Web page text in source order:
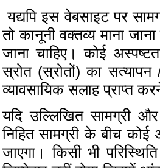
यद्यपि इस वेबसाइट पर
तो कानूनी वक्‍तव्‍य माना
जाना चाहिए। कोई
स्रोत (स्रोतों) का
व्‍यावसायिक सलाह प्राप्‍त
यदि उल्‍लिखित सामग्री और
निहित सामग्री के बीच कोई
जाएगा। किसी भी